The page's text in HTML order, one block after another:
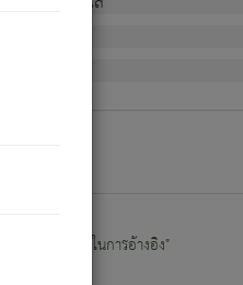
ำข้อมูลไปใช้ในการอ้างอิง"